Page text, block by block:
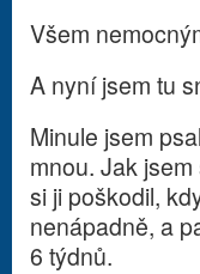
Všem
A nyní jsem tu
Minule jsem
mnou. Jak
si ji poškodil,
nenápadně, a
6 týdnů.